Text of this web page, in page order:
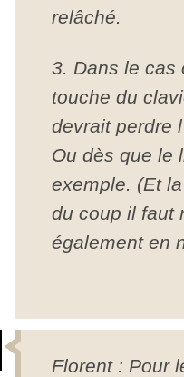
relâché.
3. Dans le cas
touche du
devrait perdre
Ou dès que le
exemple. (Et
du coup il faut
également en
Florent : Pour